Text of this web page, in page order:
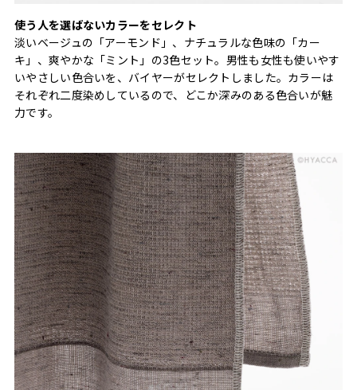
使う人を選ばないカラーをセレクト
淡いベージュの「アーモンド」、ナチュラルな色味の「カー
キ」、爽やかな「ミント」の3色セット。男性も女性も使いやす
いやさしい色合いを、バイヤーがセレクトしました。カラーは
それぞれ二度染めしているので、どこか深みのある色合いが魅
力です。